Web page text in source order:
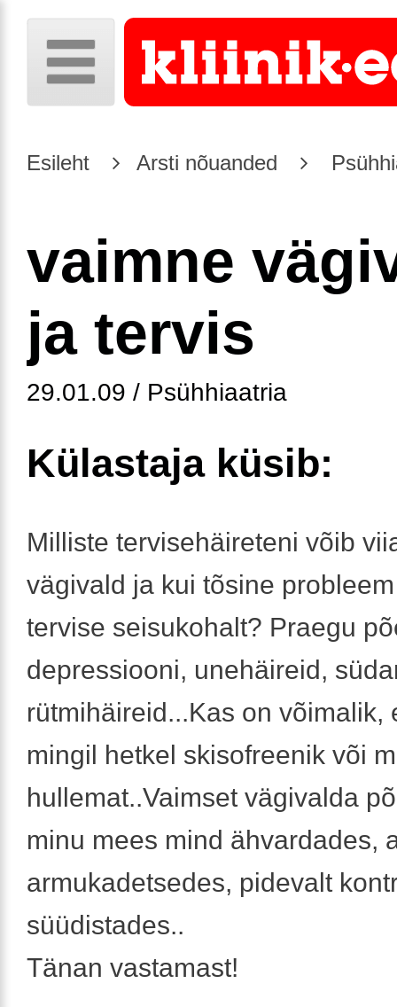
Esileht Arsti nõuanded
vaimne
ja tervis
29.01.09 / Psühhiaatria
Külastaja küsib:
Milliste tervisehäireteni võib
vägivald ja kui tõsine
tervise seisukohalt? Praegu
depressiooni, unehäireid,
rütmihäireid...Kas on võimalik,
mingil hetkel skisofreenik või
hullemat..Vaimset vägivalda
minu mees mind ähvardades,
armukadetsedes, pidevalt
süüdistades..
Tänan vastamast!